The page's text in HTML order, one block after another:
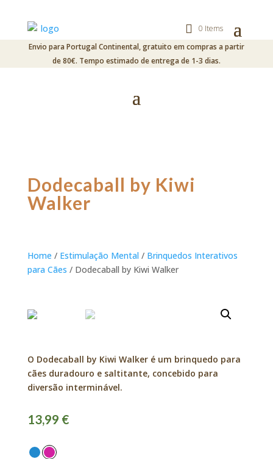
0 Items
Envio para Portugal Continental, gratuito em compras a partir
de 80€. Tempo estimado de entrega de 1-3 dias.
Dodecaball by Kiwi
Walker
Home / Estimulação Mental / Brinquedos Interativos
para Cães / Dodecaball by Kiwi Walker
O Dodecaball by Kiwi Walker é um brinquedo para
cães duradouro e saltitante, concebido para
diversão interminável.
13,99 €